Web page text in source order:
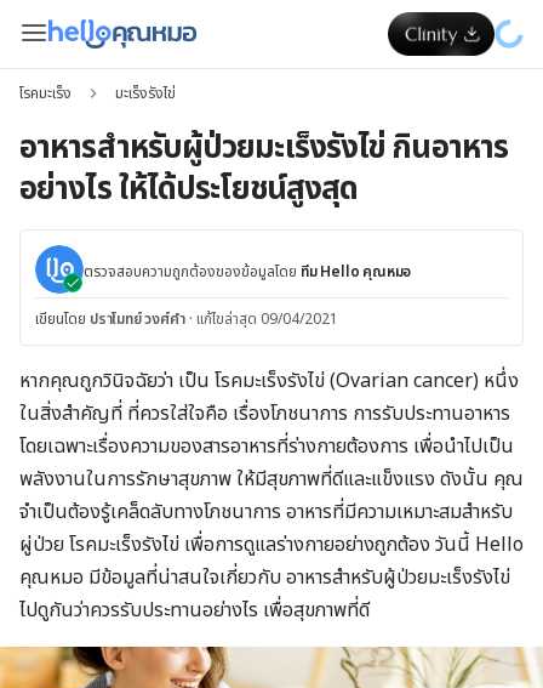
โรคมะเร็ง มะเร็งรังไข่
อาหารสำหรับผู้ป่วยมะเร็งรังไข่ กินอาหาร
อย่างไร ให้ได้ประโยชน์สูงสุด
ตรวจสอบความถูกต้องของข้อมูลโดย ทีม Hello คุณหมอ
เขียนโดย ปราโมทย์ วงศ์คำ · แก้ไขล่าสุด 09/04/2021
หากคุณถูกวินิจฉัยว่า เป็น โรคมะเร็งรังไข่ (Ovarian cancer) หนึ่ง
ในสิ่งสำคัญที่ ที่ควรใส่ใจคือ เรื่องโภชนาการ การรับประทานอาหาร
โดยเฉพาะเรื่องความของสารอาหารที่ร่างกายต้องการ เพื่อนำไปเป็น
พลังงานในการรักษาสุขภาพ ให้มีสุขภาพที่ดีและแข็งแรง ดังนั้น คุณ
จำเป็นต้องรู้เคล็ดลับทางโภชนาการ อาหารที่มีความเหมาะสมสำหรับ
ผู่ป่วย โรคมะเร็งรังไข่ เพื่อการดูแลร่างกายอย่างถูกต้อง วันนี้ Hello
คุณหมอ มีข้อมูลที่น่าสนใจเกี่ยวกับ อาหารสำหรับผู้ป่วยมะเร็งรังไข่
ไปดูกันว่าควรรับประทานอย่างไร เพื่อสุขภาพที่ดี